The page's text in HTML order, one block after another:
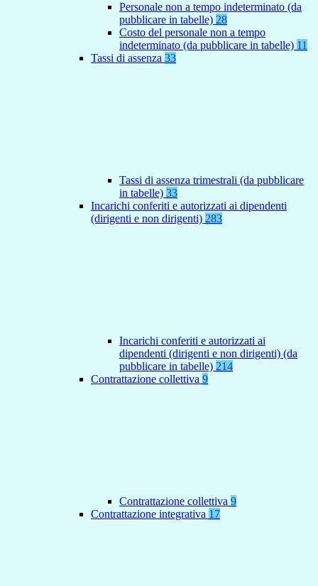
Personale non a tempo indeterminato (da
pubblicare in tabelle) 28
Costo del personale non a tempo
indeterminato (da pubblicare in tabelle) 11
Tassi di assenza 33
Tassi di assenza trimestrali (da pubblicare
in tabelle) 33
Incarichi conferiti e autorizzati ai dipendenti
(dirigenti e non dirigenti) 283
Incarichi conferiti e autorizzati ai
dipendenti (dirigenti e non dirigenti) (da
pubblicare in tabelle) 214
Contrattazione collettiva 9
Contrattazione collettiva 9
Contrattazione integrativa 17